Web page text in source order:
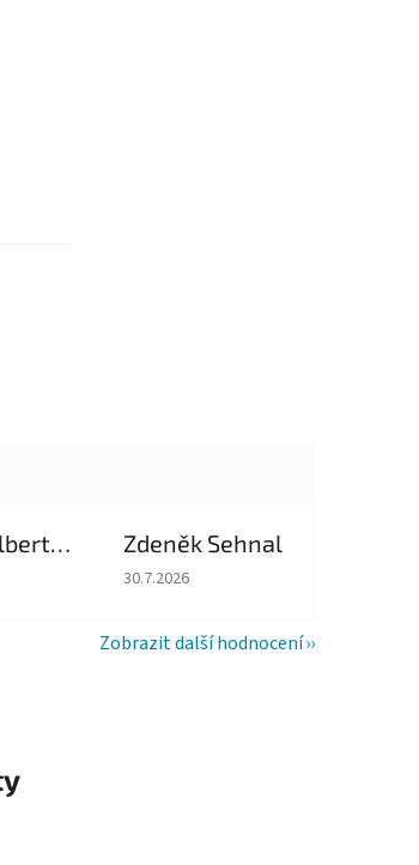
Lenka Olbertova
je 5 z 5 hvězdiček.
Zdeněk Sehnal
Hodnocení obchodu je 5 z 5 hvězdiček.
30.7.2026
Zobrazit další hodnocení